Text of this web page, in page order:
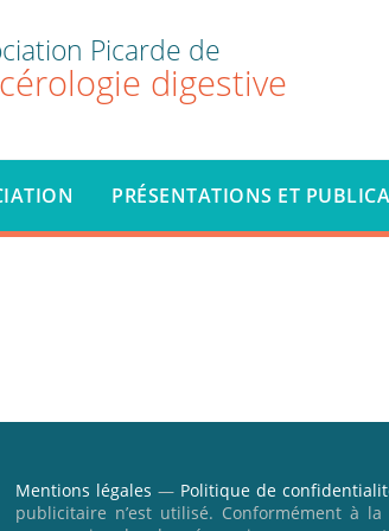
Picarde de
digestive
PRÉSENTATIONS ET
Mentions légales — Politique de
publicitaire n’est utilisé. Conformément à